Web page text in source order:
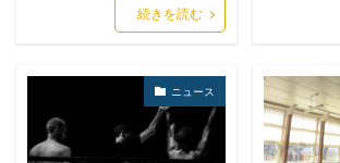
ネットワーク侵入
ノーウェアランサム
バージョン
ハードディスク
バグ
ハクティビズム
パケット
パスワ
パスワードスプレー
パスワードレス
続きを読む
ニュース